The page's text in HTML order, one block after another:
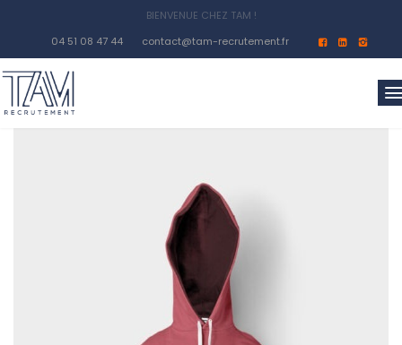
04 51 08 47 44 contact@tam-recrutement.fr